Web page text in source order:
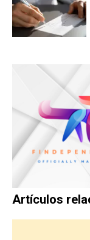
Artículos